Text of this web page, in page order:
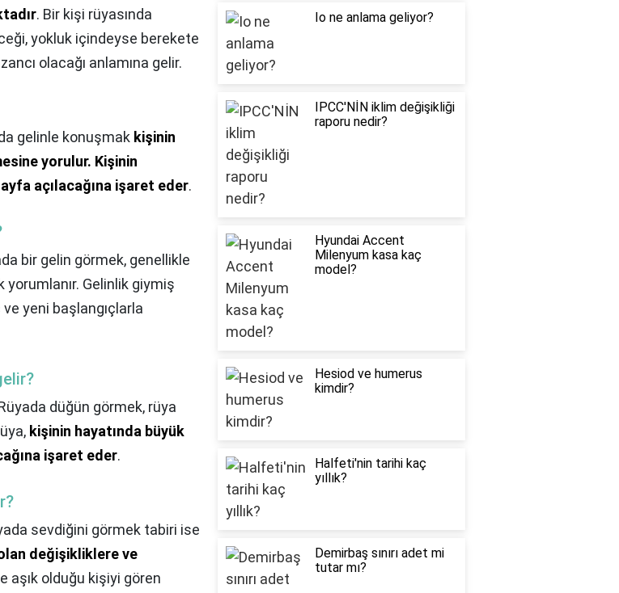
. Bir kişi rüyasında
yokluk içindeyse berekete
olacağı anlamına gelir.
gelinle konuşmak kişinin
yorulur. Kişinin
açılacağına işaret eder.
bir gelin görmek, genellikle
yorumlanır. Gelinlik giymiş
yeni başlangıçlarla
düğün görmek, rüya
kişinin hayatında büyük
işaret eder.
sevdiğini görmek tabiri ise
değişikliklere ve
aşık olduğu kişiyi gören
Io ne anlama geliyor?
IPCC'NİN iklim değişikliği
raporu nedir?
Hyundai Accent
Milenyum kasa kaç
model?
Hesiod ve humerus
kimdir?
Halfeti'nin tarihi kaç
yıllık?
Demirbaş sınırı adet mi
tutar mı?